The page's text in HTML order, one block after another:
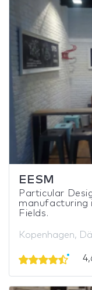
EESM
Particular
manufacturing
Fields.
Kopenhagen,